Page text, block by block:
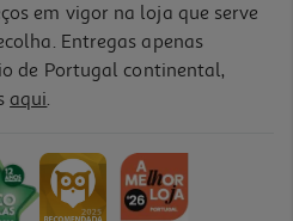
em vigor na loja que serve
Entregas apenas
de Portugal continental,
aqui.